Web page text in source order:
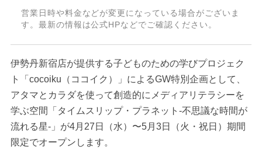
営業日時や料金などが変更になっている場合がございま
す。最新の情報は公式HPなどでご確認ください。
伊勢丹新宿店が提供する子どものための学びプロジェク
ト「cocoiku（ココイク）」によるGW特別企画として、
アタマとカラダを使って創造的にメディアリテラシーを
学ぶ空間「タイムスリップ・プラネット-不思議な時間が
流れる星-」が4月27日（水）〜5月3日（火・祝日）期間
限定でオープンします。